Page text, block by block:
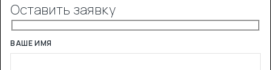
Оставить заявку
ВАШЕ ИМЯ